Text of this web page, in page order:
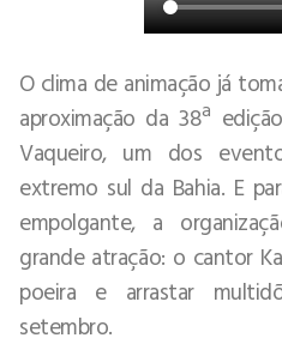
O clima de animação já
aproximação da 38ª
Vaqueiro, um dos
extremo sul da Bahia. E
empolgante, a
grande atração: o cantor
poeira e arrastar
setembro.